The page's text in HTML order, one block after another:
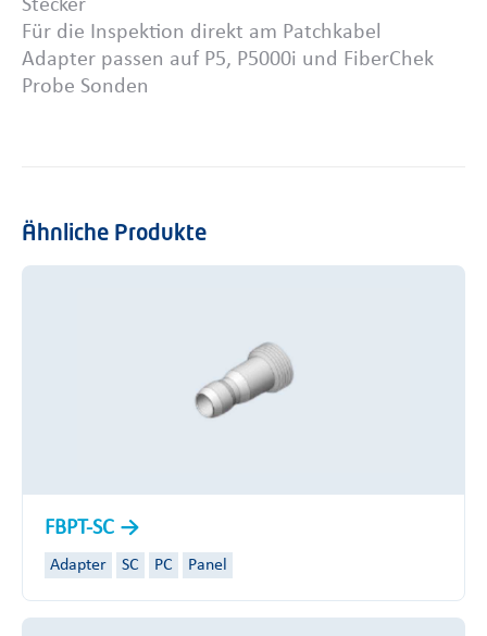
Stecker
Für die Inspektion direkt am Patchkabel
Adapter passen auf P5, P5000i und FiberChek
Probe Sonden
Ähnliche Produkte
FBPT-SC
Adapter SC PC Panel